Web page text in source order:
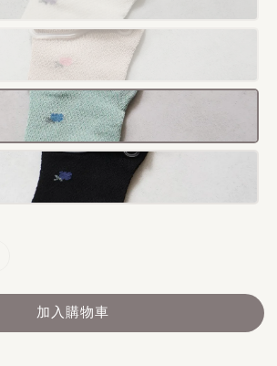
加入購物車